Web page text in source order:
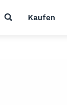
Kaufen